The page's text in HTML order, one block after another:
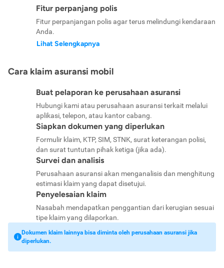
Fitur perpanjang polis
Fitur perpanjangan polis agar terus melindungi kendaraan
Anda.
Lihat Selengkapnya
Cara klaim asuransi mobil
Buat pelaporan ke perusahaan asuransi
Hubungi kami atau perusahaan asuransi terkait melalui
aplikasi, telepon, atau kantor cabang.
Siapkan dokumen yang diperlukan
Formulir klaim, KTP, SIM, STNK, surat keterangan polisi,
dan surat tuntutan pihak ketiga (jika ada).
Survei dan analisis
Perusahaan asuransi akan menganalisis dan menghitung
estimasi klaim yang dapat disetujui.
Penyelesaian klaim
Nasabah mendapatkan penggantian dari kerugian sesuai
tipe klaim yang dilaporkan.
Dokumen klaim lainnya bisa diminta oleh perusahaan asuransi jika
diperlukan.